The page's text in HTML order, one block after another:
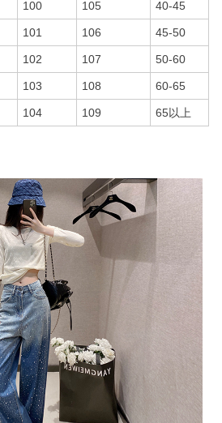
100 105 40-45
101 106 45-50
102 107 50-60
103 108 60-65
104 109 65以上